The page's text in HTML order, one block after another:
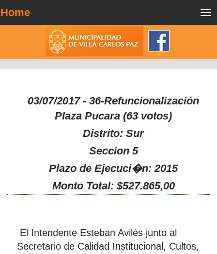
Home
03/07/2017 - 36-Refuncionalización
Plaza Pucara (63 votos)
Distrito: Sur
Seccion 5
Plazo de Ejecuci�n: 2015
Monto Total: $527.865,00
El Intendente Esteban Avilés junto al
Secretario de Calidad Institucional, Cultos,